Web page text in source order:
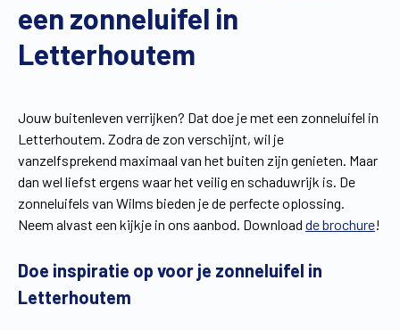
Producten
Extra
Jobs
Wilms World
NL
een zonneluifel in
Letterhoutem
Jouw buitenleven verrijken? Dat doe je met een zonneluifel in
Letterhoutem. Zodra de zon verschijnt, wil je
vanzelfsprekend maximaal van het buiten zijn genieten. Maar
dan wel liefst ergens waar het veilig en schaduwrijk is. De
zonneluifels van Wilms bieden je de perfecte oplossing.
Neem alvast een kijkje in ons aanbod. Download de brochure!
Doe inspiratie op voor je zonneluifel in
Letterhoutem